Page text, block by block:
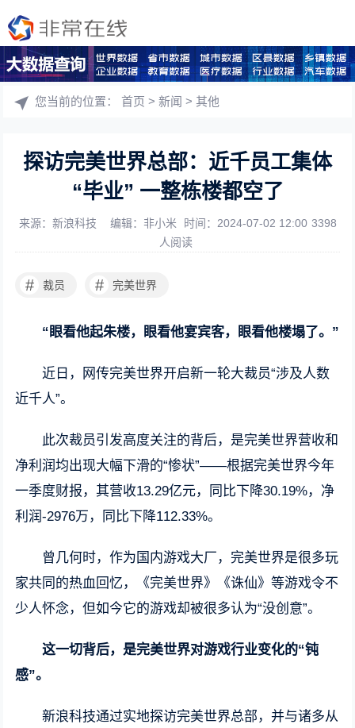
您当前的位置：首页 >新闻 >其他
探访完美世界总部：近千员工集体
“毕业” 一整栋楼都空了
来源：新浪科技 编辑：非小米 时间：2024-07-02 12:00 3398
人阅读
# 裁员 # 完美世界
“眼看他起朱楼，眼看他宴宾客，眼看他楼塌了。”
近日，网传完美世界开启新一轮大裁员“涉及人数
近千人”。
此次裁员引发高度关注的背后，是完美世界营收和
净利润均出现大幅下滑的“惨状”——根据完美世界今年
一季度财报，其营收13.29亿元，同比下降30.19%，净
利润-2976万，同比下降112.33%。
曾几何时，作为国内游戏大厂，完美世界是很多玩
家共同的热血回忆，《完美世界》《诛仙》等游戏令不
少人怀念，但如今它的游戏却被很多认为“没创意”。
这一切背后，是完美世界对游戏行业变化的“钝
感”。
新浪科技通过实地探访完美世界总部，并与诸多从